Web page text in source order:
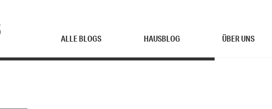
ALLE BLOGS HAUSBLOG ÜBER UNS